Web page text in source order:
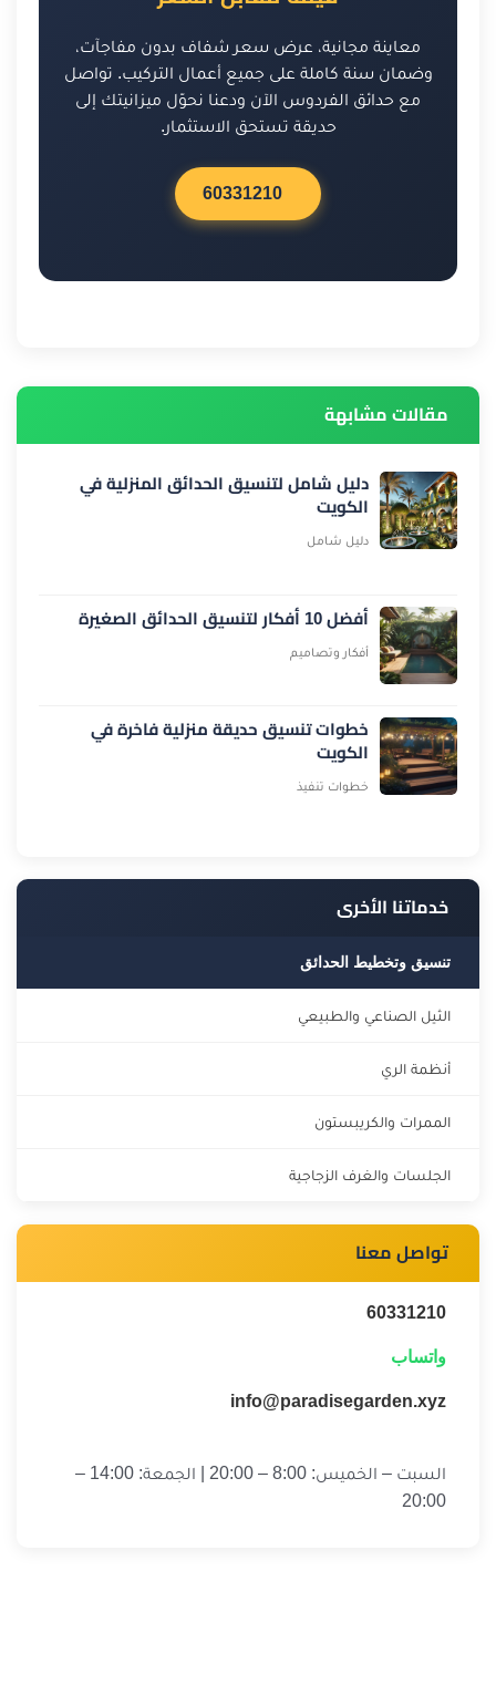
معاينة مجانية، عرض سعر شفاف بدون مفاجآت،
وضمان سنة كاملة على جميع أعمال التركيب. تواصل
مع حدائق الفردوس الآن ودعنا نحوّل ميزانيتك إلى
حديقة تستحق الاستثمار.
60331210
مقالات مشابهة
دليل شامل لتنسيق الحدائق المنزلية في
الكويت
دليل شامل
أفضل 10 أفكار لتنسيق الحدائق الصغيرة
أفكار وتصاميم
خطوات تنسيق حديقة منزلية فاخرة في
الكويت
خطوات تنفيذ
خدماتنا الأخرى
تنسيق وتخطيط الحدائق
الثيل الصناعي والطبيعي
أنظمة الري
الممرات والكريبستون
الجلسات والغرف الزجاجية
تواصل معنا
60331210
واتساب
info@paradisegarden.xyz
السبت – الخميس: 8:00 – 20:00 | الجمعة: 14:00 –
20:00